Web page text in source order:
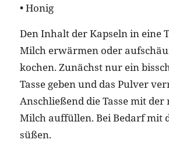
• Honig
Den Inhalt der Kapseln in eine
Milch erwärmen oder
kochen. Zunächst nur ein
Tasse geben und das Pulver
Anschließend die Tasse mit der
Milch auffüllen. Bei Bedarf mit
süßen.